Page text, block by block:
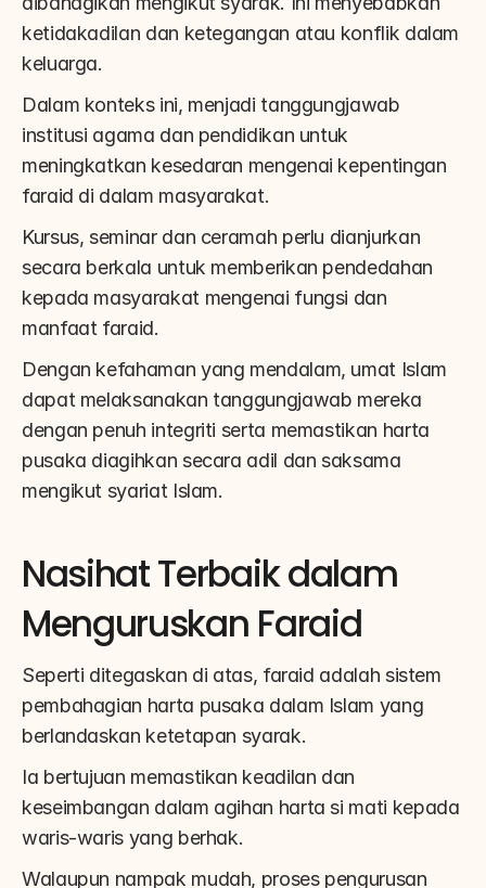
ketidakadilan dan ketegangan atau konflik dalam
keluarga.
Dalam konteks ini, menjadi tanggungjawab
institusi agama dan pendidikan untuk
meningkatkan kesedaran mengenai kepentingan
faraid di dalam masyarakat.
Kursus, seminar dan ceramah perlu dianjurkan
secara berkala untuk memberikan pendedahan
kepada masyarakat mengenai fungsi dan
manfaat faraid.
Dengan kefahaman yang mendalam, umat Islam
dapat melaksanakan tanggungjawab mereka
dengan penuh integriti serta memastikan harta
pusaka diagihkan secara adil dan saksama
mengikut syariat Islam.
Nasihat Terbaik dalam
Menguruskan Faraid
Seperti ditegaskan di atas, faraid adalah sistem
pembahagian harta pusaka dalam Islam yang
berlandaskan ketetapan syarak.
Ia bertujuan memastikan keadilan dan
keseimbangan dalam agihan harta si mati kepada
waris-waris yang berhak.
Walaupun nampak mudah, proses pengurusan